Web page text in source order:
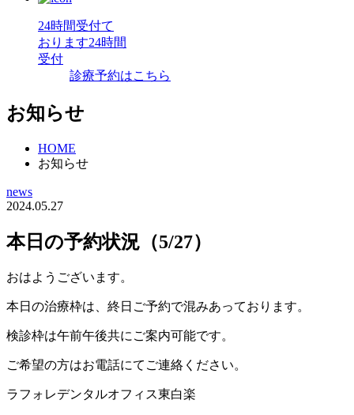
24時間受付て
おります24時間
受付
診療予約はこちら
お知らせ
HOME
お知らせ
news
2024.05.27
本日の予約状況（5/27）
おはようございます。
本日の治療枠は、終日ご予約で混みあっております。
検診枠は午前午後共にご案内可能です。
ご希望の方はお電話にてご連絡ください。
ラフォレデンタルオフィス東白楽